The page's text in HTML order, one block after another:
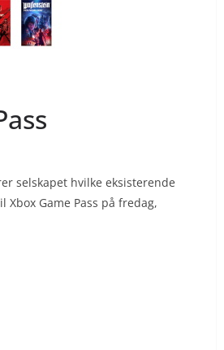
selskapet hvilke eksisterende
Game Pass på fredag,